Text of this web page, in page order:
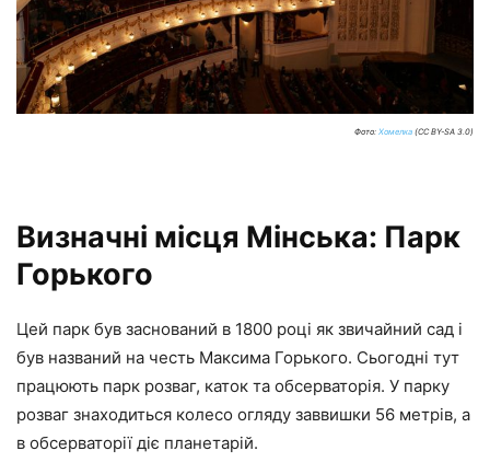
Фото: Хомелка (CC BY-SA 3.0)
Визначні місця Мінська: Парк
Горького
Цей парк був заснований в 1800 році як звичайний сад і
був названий на честь Максима Горького. Сьогодні тут
працюють парк розваг, каток та обсерваторія. У парку
розваг знаходиться колесо огляду заввишки 56 метрів, а
в обсерваторії діє планетарій.